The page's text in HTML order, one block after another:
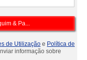
de Utilização e Política de
informação sobre